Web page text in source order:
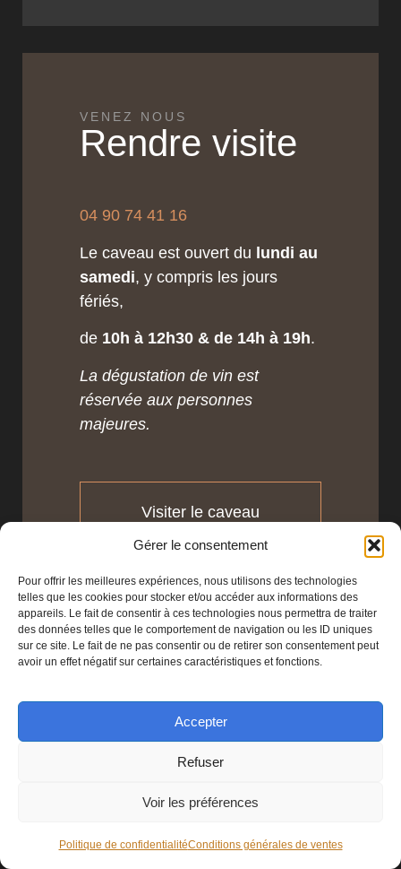
Gérer le consentement
Pour offrir les meilleures expériences, nous utilisons des technologies
telles que les cookies pour stocker et/ou accéder aux informations des
appareils. Le fait de consentir à ces technologies nous permettra de traiter
des données telles que le comportement de navigation ou les ID uniques
sur ce site. Le fait de ne pas consentir ou de retirer son consentement peut
avoir un effet négatif sur certaines caractéristiques et fonctions.
Accepter
Refuser
Voir les préférences
Politique de confidentialitéConditions générales de ventes
VENEZ NOUS
Rendre visite
04 90 74 41 16
Le caveau est ouvert du lundi au
samedi, y compris les jours
fériés,
de 10h à 12h30 & de 14h à 19h.
La dégustation de vin est
réservée aux personnes
majeures.
Visiter le caveau
S'INSCRIRE À NOTRE NEWSLETTER